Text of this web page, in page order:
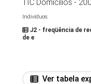
TIC Domicílios -
Indivíduos
J2 - freqüência de
de e
Ver tabela